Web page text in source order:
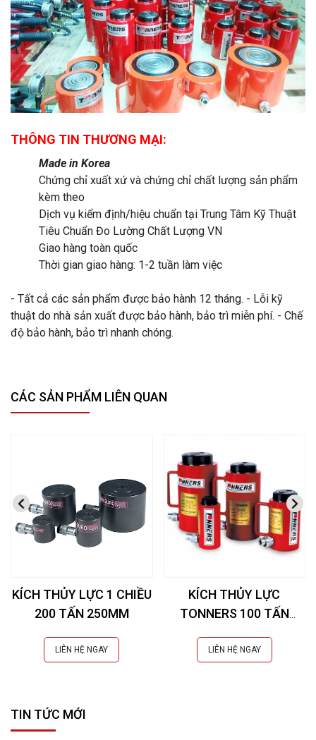
THÔNG TIN THƯƠNG MẠI:
Made in Korea
Chứng chỉ xuất xứ và chứng chỉ chất lượng sản phẩm
kèm theo
Dịch vụ kiểm định/hiệu chuẩn tại Trung Tâm Kỹ Thuật
Tiêu Chuẩn Đo Lường Chất Lượng VN
Giao hàng toàn quốc
Thời gian giao hàng: 1-2 tuần làm việc
- Tất cả các sản phẩm được bảo hành 12 tháng. - Lỗi kỹ
thuật do nhà sản xuất được bảo hành, bảo trì miễn phí. - Chế
độ bảo hành, bảo trì nhanh chóng.
CÁC SẢN PHẨM LIÊN QUAN
KÍCH THỦY LỰC 1 CHIỀU
200 TẤN 250MM
LIÊN HỆ NGAY
KÍCH THỦY LỰC
TONNERS 100 TẤN
LIÊN HỆ NGAY
TIN TỨC MỚI